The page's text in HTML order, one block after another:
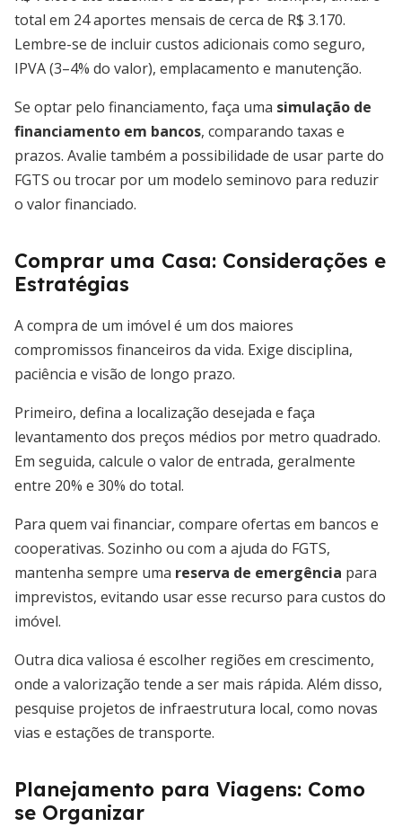
total em 24 aportes mensais de cerca de R$ 3.170.
Lembre-se de incluir custos adicionais como seguro,
IPVA (3–4% do valor), emplacamento e manutenção.
Se optar pelo financiamento, faça uma simulação de
financiamento em bancos, comparando taxas e
prazos. Avalie também a possibilidade de usar parte do
FGTS ou trocar por um modelo seminovo para reduzir
o valor financiado.
Comprar uma Casa: Considerações e
Estratégias
A compra de um imóvel é um dos maiores
compromissos financeiros da vida. Exige disciplina,
paciência e visão de longo prazo.
Primeiro, defina a localização desejada e faça
levantamento dos preços médios por metro quadrado.
Em seguida, calcule o valor de entrada, geralmente
entre 20% e 30% do total.
Para quem vai financiar, compare ofertas em bancos e
cooperativas. Sozinho ou com a ajuda do FGTS,
mantenha sempre uma reserva de emergência para
imprevistos, evitando usar esse recurso para custos do
imóvel.
Outra dica valiosa é escolher regiões em crescimento,
onde a valorização tende a ser mais rápida. Além disso,
pesquise projetos de infraestrutura local, como novas
vias e estações de transporte.
Planejamento para Viagens: Como
se Organizar